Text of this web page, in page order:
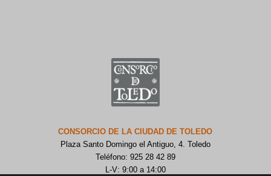
CONSORCIO DE LA CIUDAD DE TOLEDO
Plaza Santo Domingo el Antiguo, 4. Toledo
Teléfono: 925 28 42 89
L-V: 9:00 a 14:00